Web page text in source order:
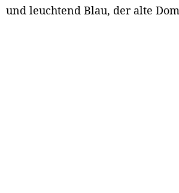
und leuchtend Blau, der alte